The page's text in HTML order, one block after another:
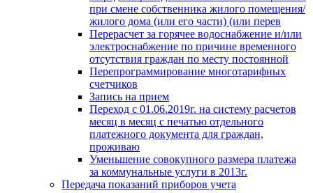
при смене собственника жилого помещения/
жилого дома (или его части) (или перев
Перерасчет за горячее водоснабжение и/или
электроснабжение по причине временного
отсутствия граждан по месту постоянной
Перепрограммирование многотарифных
счетчиков
Запись на прием
Переход с 01.06.2019г. на систему расчетов
месяц в месяц с печатью отдельного
платежного документа для граждан,
проживаю
Уменьшение совокупного размера платежа
за коммунальные услуги в 2013г.
Передача показаний приборов учета